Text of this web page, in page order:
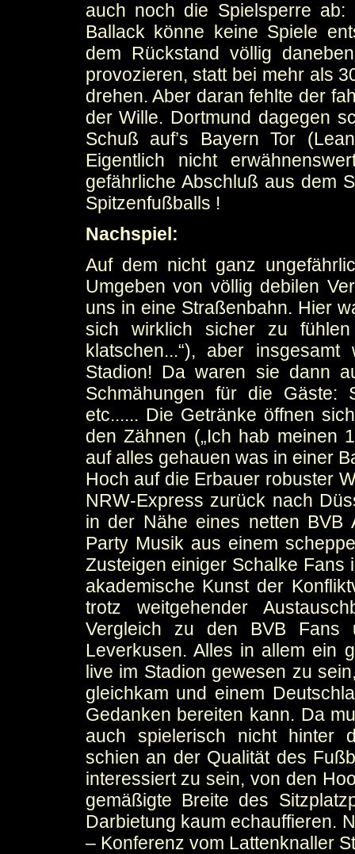
auch noch die Spielsperre
Ballack könne keine Spiele
dem Rückstand völlig
provozieren, statt bei mehr als
drehen. Aber daran fehlte der
der Wille. Dortmund dagegen
Schuß auf’s Bayern Tor
Eigentlich nicht
gefährliche Abschluß aus dem
Spitzenfußballs !
Nachspiel:
Auf dem nicht ganz
Umgeben von völlig debilen
uns in eine Straßenbahn. Hier
sich wirklich sicher zu
klatschen...“), aber
Stadion! Da waren sie dann
Schmähungen für die Gäste:
etc...... Die Getränke öffnen
den Zähnen („Ich hab meinen
auf alles gehauen was in einer
Hoch auf die Erbauer robuster
NRW-Express zurück nach
in der Nähe eines netten BVB
Party Musik aus einem
Zusteigen einiger Schalke
akademische Kunst der
trotz weitgehender
Vergleich zu den BVB Fans
Leverkusen. Alles in allem ein
live im Stadion gewesen zu
gleichkam und einem
Gedanken bereiten kann. Da
auch spielerisch nicht hinter
schien an der Qualität des
interessiert zu sein, von den
gemäßigte Breite des
Darbietung kaum echauffieren.
– Konferenz vom Lattenknaller